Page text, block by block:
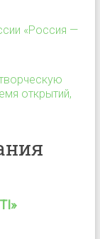
«Россия —
открытий,